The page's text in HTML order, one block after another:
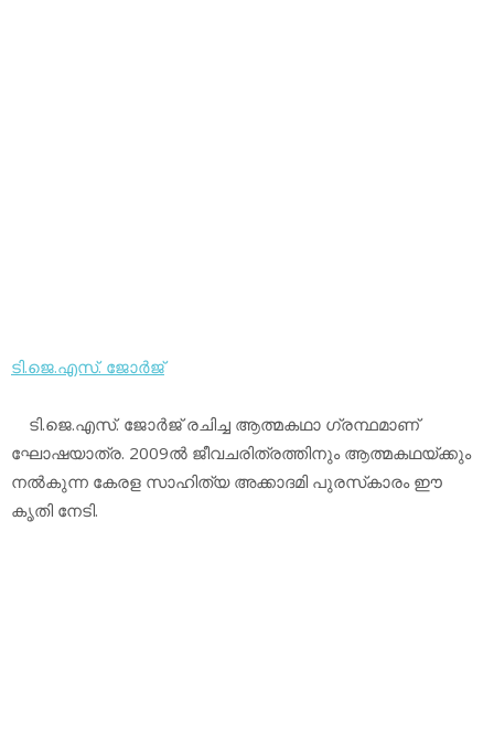
ടി.ജെ.എസ്. ജോര്‍ജ്
ടി.ജെ.എസ്. ജോര്‍ജ് രചിച്ച ആത്മകഥാ ഗ്രന്ഥമാണ്
ഘോഷയാത്ര. 2009ല്‍ ജീവചരിത്രത്തിനും ആത്മകഥയ്ക്കും
നല്‍കുന്ന കേരള സാഹിത്യ അക്കാദമി പുരസ്‌കാരം ഈ
കൃതി നേടി.